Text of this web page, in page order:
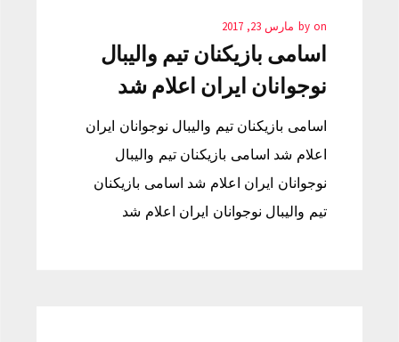
by on مارس 23, 2017
اسامی بازیکنان تیم والیبال
نوجوانان ایران اعلام شد
اسامی بازیکنان تیم والیبال نوجوانان ایران
اعلام شد اسامی بازیکنان تیم والیبال
نوجوانان ایران اعلام شد اسامی بازیکنان
تیم والیبال نوجوانان ایران اعلام شد